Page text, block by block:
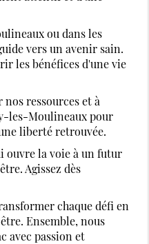
ou dans les
vers un avenir sain.
les bénéfices d'une vie
ressources et à
les-Moulineaux pour
liberté retrouvée.
ouvre la voie à un futur
Agissez dès
chaque défi en
Ensemble, nous
avec passion et